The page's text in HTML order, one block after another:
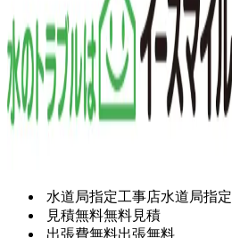
水道局指定工事店水道局指定
見積無料無料見積
出張費無料出張無料